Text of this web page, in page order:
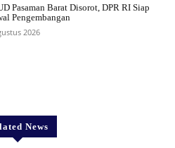
Pasaman Barat Disorot, DPR RI Siap
Pengembangan
2026
News